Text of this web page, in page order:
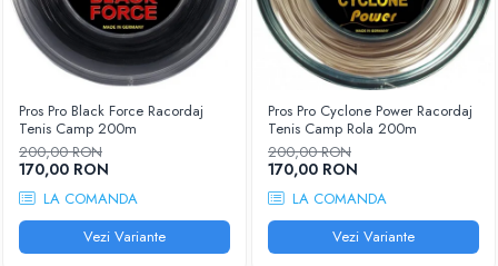
Pros Pro Black Force Racordaj
Tenis Camp 200m
200,00 RON
170,00 RON
LA COMANDA
Vezi Variante
Pros Pro Cyclone Power Racordaj
Tenis Camp Rola 200m
200,00 RON
170,00 RON
LA COMANDA
Vezi Variante